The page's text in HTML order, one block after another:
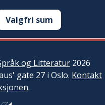
Valgfri sum
og Litteratur2026
gate 27 i Oslo. Kontakt
.